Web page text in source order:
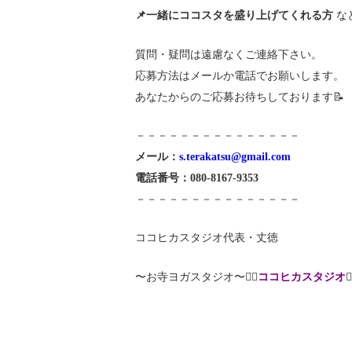
📌一緒にココスタを盛り上げてくれる方 な
質問・疑問は遠慮なくご連絡下さい。
応募方法はメールか電話でお願いします。
あなたからのご応募お待ちしております📝
－－－－－－－－－－－－－－－
メール： s.terakatsu@gmail.com
電話番号：080-8167-9353
－－－－－－－－－－－－－－－
ココヒカスタジオ代表・丈徳
〜お寺ヨガスタジオ〜🧘‍♀️ ココヒカスタジオ